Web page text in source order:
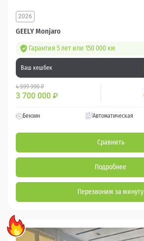
GEELY Monjaro
2026
Гарантия 5 лет или 150 000 км
Ваш кешбек
4 599 990 ₽
3 700 000 ₽
Бензин Автоматическая
Сравнить
Подробнее
Перезвоним за минуту